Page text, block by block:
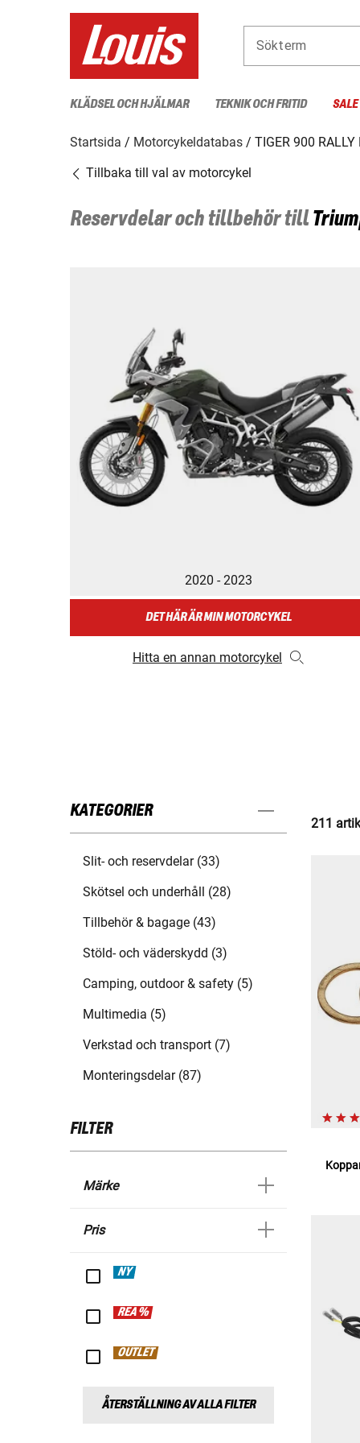
Sökterm
KLÄDSEL OCH HJÄLMAR TEKNIK OCH FRITID
Startsida Motorcykeldatabas
TIGER 900 RALLY
Tillbaka till val av motorcykel
Reservdelar och tillbehör till
2020 - 2023
DET HÄR ÄR MIN MOTORCYKEL
Hitta en annan motorcykel
KATEGORIER
Slit- och reservdelar (33)
Skötsel och underhåll (28)
Tillbehör & bagage (43)
Stöld- och väderskydd (3)
Camping, outdoor & safety (5)
Multimedia (5)
Verkstad och transport (7)
Monteringsdelar (87)
FILTER
Märke
Pris
NY
REA %
OUTLET
ÅTERSTÄLLNING AV ALLA FILTER
211